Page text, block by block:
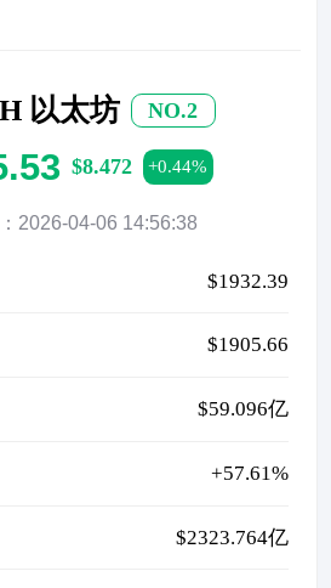
以太坊 NO.2
$8.472 +0.44%
2026-04-06 14:56:38
$1932.39
$1905.66
$59.096亿
+57.61%
$2323.764亿